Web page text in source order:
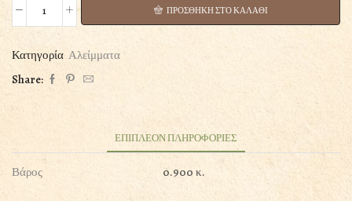
ΚΡΕΜΑ
HAZELNUT
&
MILK
400GR
ΠΡΟΣΘΗΚΗ ΣΤΟ ΚΑΛΑΘΙ
Κατηγορία Αλείμματα
Share:
ΕΠΙΠΛΕΟΝ ΠΛΗΡΟΦΟΡΙΕΣ
Βάρος 0.900 κ.